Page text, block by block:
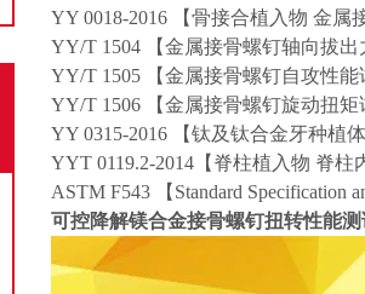
YY 0018-2016 【骨接合植入物 金属
YY/T 1504 【金属接骨螺钉轴向拔出
YY/T 1505 【金属接骨螺钉自攻性能
YY/T 1506 【金属接骨螺钉旋动扭矩
YY 0315-2016 【钛及钛合金牙种植体
YYT 0119.2-2014【脊柱植入物 脊柱
ASTM F543 【Standard Specification
可控降解镁合金接骨螺钉扭转性能测